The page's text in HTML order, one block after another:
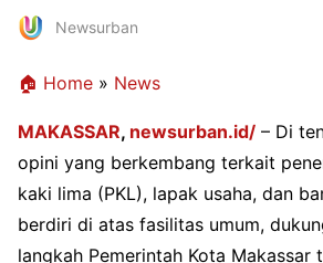
Newsurban
🏠 Home » News
MAKASSAR, newsurban.id/ – Di
opini yang berkembang terkait
kaki lima (PKL), lapak usaha, dan
berdiri di atas fasilitas umum,
langkah Pemerintah Kota Makassar